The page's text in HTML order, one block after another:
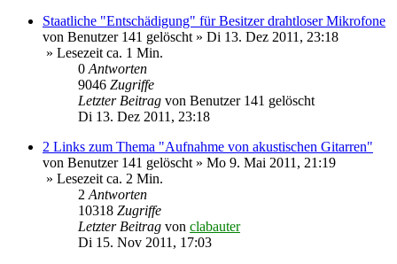
Staatliche "Entschädigung" für Besitzer drahtloser Mikrofone
von Benutzer 141 gelöscht» Di 13. Dez 2011, 23:18
» Lesezeit ca. 1 Min.
0Antworten
9046 Zugriffe
Letzter Beitrag von Benutzer 141 gelöscht
Di 13. Dez 2011, 23:18
2 Links zum Thema "Aufnahme von akustischen Gitarren"
von Benutzer 141 gelöscht» Mo 9. Mai 2011, 21:19
» Lesezeit ca. 2 Min.
2Antworten
10318 Zugriffe
Letzter Beitrag von clabauter
Di 15. Nov 2011, 17:03